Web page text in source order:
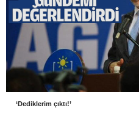
‘Dediklerim çıktı!’